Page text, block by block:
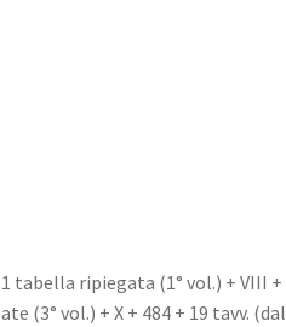
tabella ripiegata (1° vol.) + VIII +
(3° vol.) + X + 484 + 19 tavv. (dal